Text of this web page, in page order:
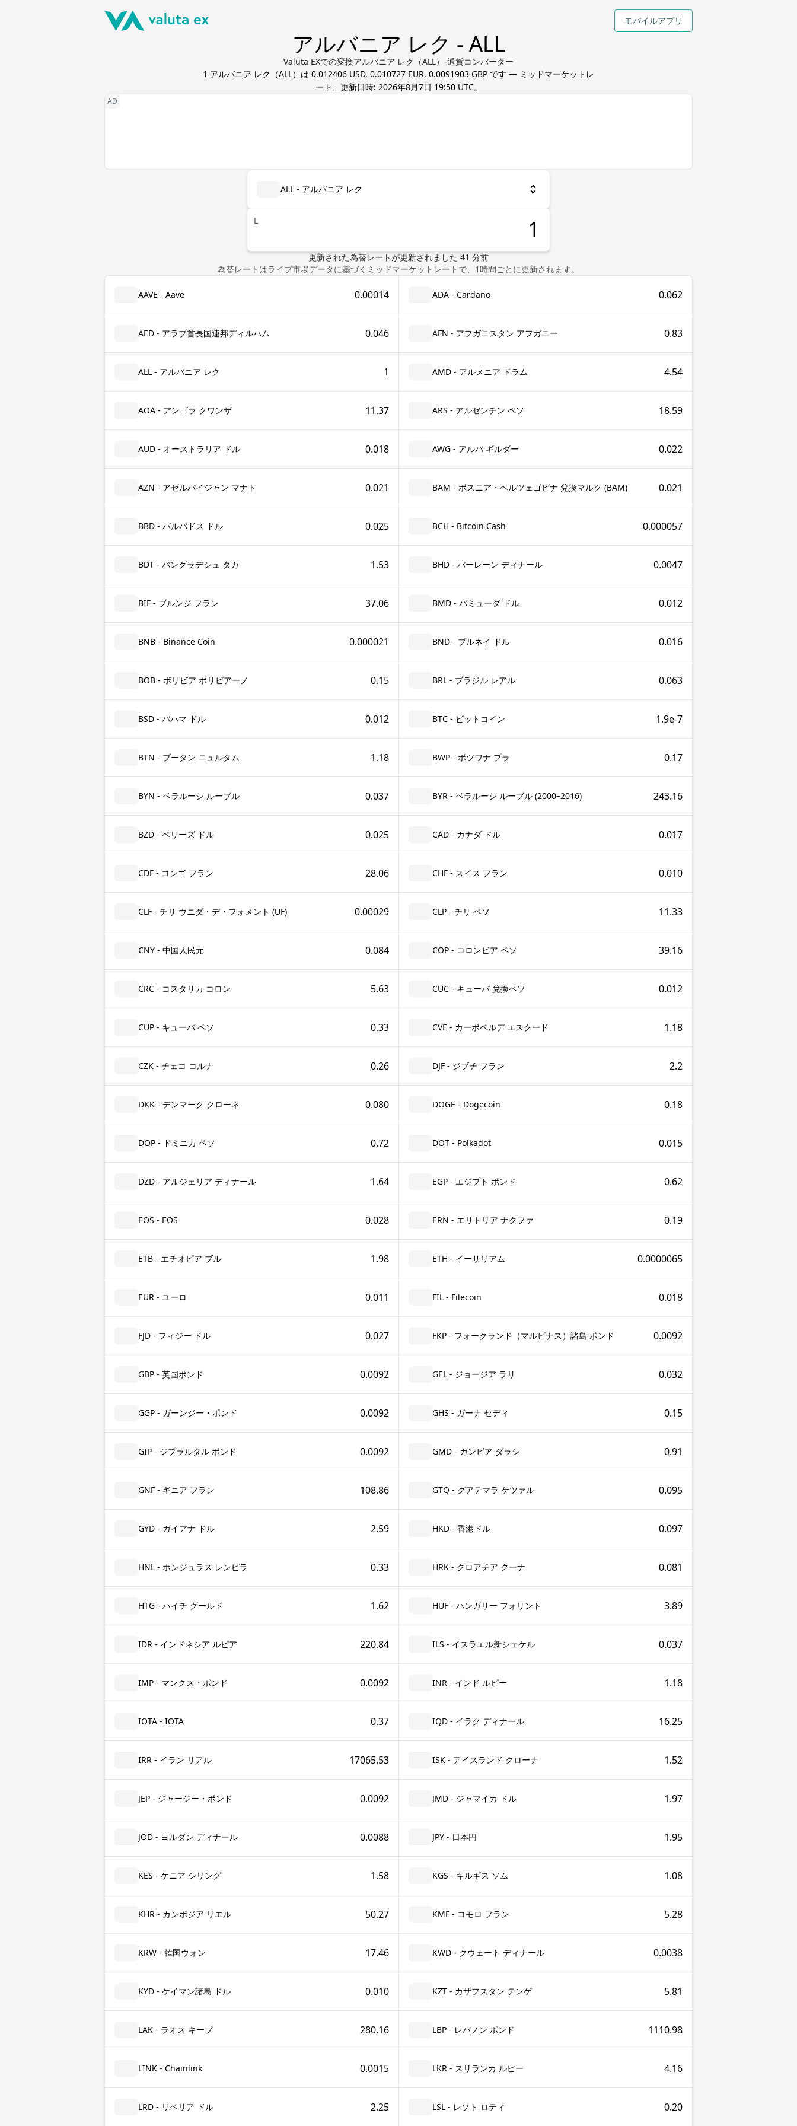
モバイルアプリ
アルバニア レク - ALL
Valuta EXでの変換アルバニア レク（ALL）-通貨コンバーター
1 アルバニア レク （ALL）は 0.012406 USD, 0.010727 EUR, 0.0091903 GBP です — ミッドマーケットレ
ート、更新日時: 2026年8月7日 19:50 UTC。
ALL - アルバニア レク
L
更新された為替レートが更新されました 41 分前
為替レートはライブ市場データに基づくミッドマーケットレートで、1時間ごとに更新されます。
AAVE - Aave 0.00014 ADA - Cardano 0.062
AED - アラブ首長国連邦ディルハム 0.046 AFN - アフガニスタン アフガニー 0.83
ALL - アルバニア レク 1 AMD - アルメニア ドラム 4.54
AOA - アンゴラ クワンザ 11.37 ARS - アルゼンチン ペソ 18.59
AUD - オーストラリア ドル 0.018 AWG - アルバ ギルダー 0.022
AZN - アゼルバイジャン マナト 0.021 BAM - ボスニア・ヘルツェゴビナ 兌換マルク (BAM) 0.021
BBD - バルバドス ドル 0.025 BCH - Bitcoin Cash 0.000057
BDT - バングラデシュ タカ 1.53 BHD - バーレーン ディナール 0.0047
BIF - ブルンジ フラン 37.06 BMD - バミューダ ドル 0.012
BNB - Binance Coin 0.000021 BND - ブルネイ ドル 0.016
BOB - ボリビア ボリビアーノ 0.15 BRL - ブラジル レアル 0.063
BSD - バハマ ドル 0.012 BTC - ビットコイン 1.9e-7
BTN - ブータン ニュルタム 1.18 BWP - ボツワナ プラ 0.17
BYN - ベラルーシ ルーブル 0.037 BYR - ベラルーシ ルーブル (2000–2016) 243.16
BZD - ベリーズ ドル 0.025 CAD - カナダ ドル 0.017
CDF - コンゴ フラン 28.06 CHF - スイス フラン 0.010
CLF - チリ ウニダ・デ・フォメント (UF) 0.00029 CLP - チリ ペソ 11.33
CNY - 中国人民元 0.084 COP - コロンビア ペソ 39.16
CRC - コスタリカ コロン 5.63 CUC - キューバ 兌換ペソ 0.012
CUP - キューバ ペソ 0.33 CVE - カーボベルデ エスクード 1.18
CZK - チェコ コルナ 0.26 DJF - ジブチ フラン 2.2
DKK - デンマーク クローネ 0.080 DOGE - Dogecoin 0.18
DOP - ドミニカ ペソ 0.72 DOT - Polkadot 0.015
DZD - アルジェリア ディナール 1.64 EGP - エジプト ポンド 0.62
EOS - EOS 0.028 ERN - エリトリア ナクファ 0.19
ETB - エチオピア ブル 1.98 ETH - イーサリアム 0.0000065
EUR - ユーロ 0.011 FIL - Filecoin 0.018
FJD - フィジー ドル 0.027 FKP - フォークランド（マルビナス）諸島 ポンド 0.0092
GBP - 英国ポンド 0.0092 GEL - ジョージア ラリ 0.032
GGP - ガーンジー・ポンド 0.0092 GHS - ガーナ セディ 0.15
GIP - ジブラルタル ポンド 0.0092 GMD - ガンビア ダラシ 0.91
GNF - ギニア フラン 108.86 GTQ - グアテマラ ケツァル 0.095
GYD - ガイアナ ドル 2.59 HKD - 香港ドル 0.097
HNL - ホンジュラス レンピラ 0.33 HRK - クロアチア クーナ 0.081
HTG - ハイチ グールド 1.62 HUF - ハンガリー フォリント 3.89
IDR - インドネシア ルピア 220.84 ILS - イスラエル新シェケル 0.037
IMP - マンクス・ポンド 0.0092 INR - インド ルピー 1.18
IOTA - IOTA 0.37 IQD - イラク ディナール 16.25
IRR - イラン リアル 17065.53 ISK - アイスランド クローナ 1.52
JEP - ジャージー・ポンド 0.0092 JMD - ジャマイカ ドル 1.97
JOD - ヨルダン ディナール 0.0088 JPY - 日本円 1.95
KES - ケニア シリング 1.58 KGS - キルギス ソム 1.08
KHR - カンボジア リエル 50.27 KMF - コモロ フラン 5.28
KRW - 韓国ウォン 17.46 KWD - クウェート ディナール 0.0038
KYD - ケイマン諸島 ドル 0.010 KZT - カザフスタン テンゲ 5.81
LAK - ラオス キープ 280.16 LBP - レバノン ポンド 1110.98
LINK - Chainlink 0.0015 LKR - スリランカ ルピー 4.16
LRD - リベリア ドル 2.25 LSL - レソト ロティ 0.20